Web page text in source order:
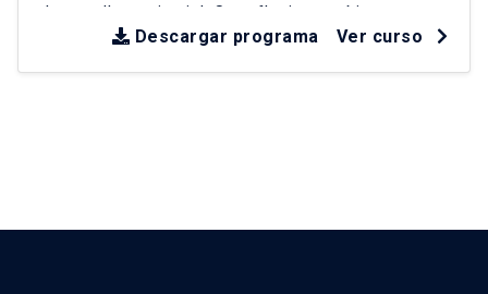
desarrollo territorial
Se reflexiona críticamente
sobre experiencias en América Latina y Chile
Ver curso
Descargar programa